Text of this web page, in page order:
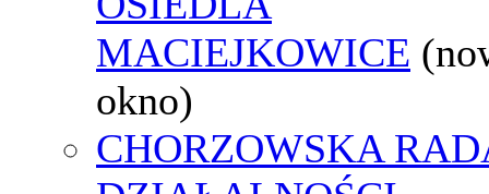
MACIEJKOWICE
okno)
CHORZOWSKA